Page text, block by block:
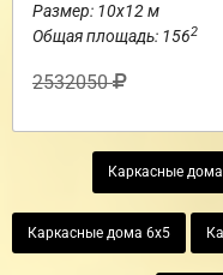
Размер: 10х12 м
Общая площадь: 1562
2532050
Каркасные
Каркасные дома 6х5